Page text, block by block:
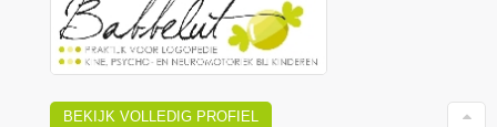
BEKIJK VOLLEDIG PROFIEL